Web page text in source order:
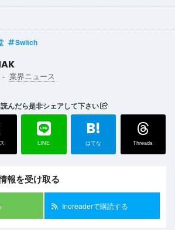
Switch
- 業界ニュース
んだら是非シェアして下さい
LINE
B!
はてな Threads
報を受け取る
Inoreaderで購読する